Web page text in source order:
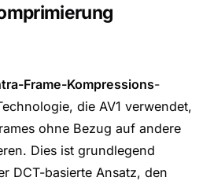
Frame-Kompressions-
die AV1 verwendet,
ohne Bezug auf andere
Dies ist grundlegend
DCT-basierte Ansatz, den